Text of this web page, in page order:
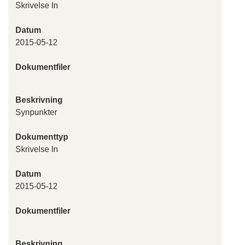
Skrivelse In
Datum
2015-05-12
Dokumentfiler
Beskrivning
Synpunkter
Dokumenttyp
Skrivelse In
Datum
2015-05-12
Dokumentfiler